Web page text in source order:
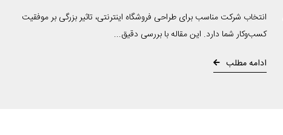
انتخاب شرکت مناسب برای طراحی فروشگاه اینترنتی، تاثیر بزرگی بر موفقیت
کسب‌وکار شما دارد. این مقاله با بررسی دقیق...
ادامه مطلب